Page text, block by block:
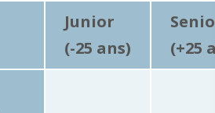
Junior
(-25 ans)
(+25